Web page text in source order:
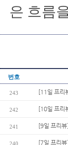
은 흐름
번호
243 [11일 프리
242 [10일 프리
241 [9일 프리
240 [7일 프리